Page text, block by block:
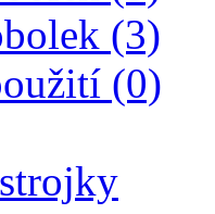
(3)
(0)